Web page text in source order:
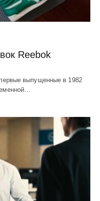
Reebok
выпущенные в 1982